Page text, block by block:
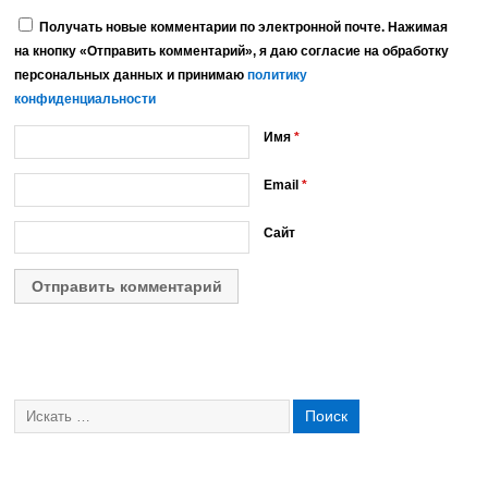
Получать новые комментарии по электронной почте. Нажимая
на кнопку «Отправить комментарий», я даю согласие на обработку
персональных данных и принимаюполитику
конфиденциальности
Имя*
Email*
Сайт